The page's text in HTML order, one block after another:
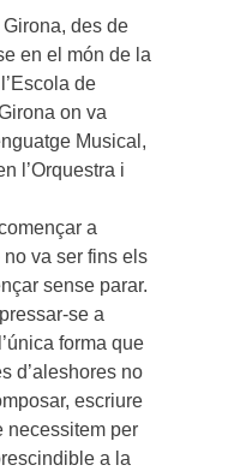
des de
en el món de la
de
on va
Musical,
l’Orquestra i
a
va ser fins els
sense parar.
se a
forma que
d’aleshores no
escriure
necessitem per
a la